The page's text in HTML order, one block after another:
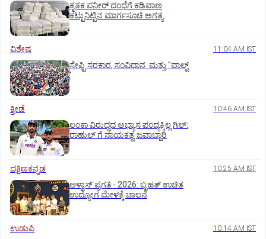
ಕೃತಕ ಪನೀರ್‌ ದಂಧೆಗೆ ಕಡಿವಾಣ
ಕಟ್ಟುನಿಟ್ಟಿನ ಮಾರ್ಗಸೂಚಿ ಅಗತ್ಯ
ವಿಶೇಷ 11:04 AM IST
ಸೇಫ್ಟಿ ಸರಕಾರ, ಸಂವಿಧಾನ ಮತ್ತು "ವಾಲ್ವ್
'
ಕ್ರೀಡೆ 10:46 AM IST
ಲಂಕಾ ವಿರುದ್ಧದ ಅಭ್ಯಾಸ ಪಂದ್ಯಕ್ಕಿಲ್ಲ ಗಿಲ್:‌
ರಾಹುಲ್‌ ಗೆ ನಾಯಕತ್ವ ಜವಾಬ್ದಾರಿ
ದಕ್ಷಿಣಕನ್ನಡ 10:25 AM IST
ಆಳ್ವಾಸ್‌ ಪ್ರಗತಿ - 2026: ಬೃಹತ್ ಉಚಿತ
ಉದ್ಯೋಗ ಮೇಳಕ್ಕೆ ಚಾಲನೆ
ಉಡುಪಿ 10:14 AM IST